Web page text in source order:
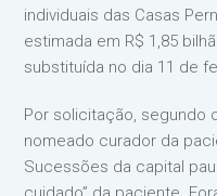
individuais das Casas
estimada em R$ 1,85
substituída no dia 11 de
Por solicitação, segundo
nomeado curador da
Sucessões da capital